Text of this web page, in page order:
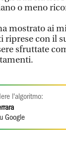
o meno
mostrato ai
con il
sfruttate
l'algoritmo:
Google